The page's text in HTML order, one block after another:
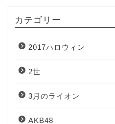
カテゴリー
2017ハロウィン
2世
3月のライオン
AKB48